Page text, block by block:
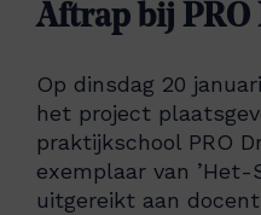
Aftrap bij PRO
Op dinsdag 20
het project
praktijkschool PRO
exemplaar van
uitgereikt aan